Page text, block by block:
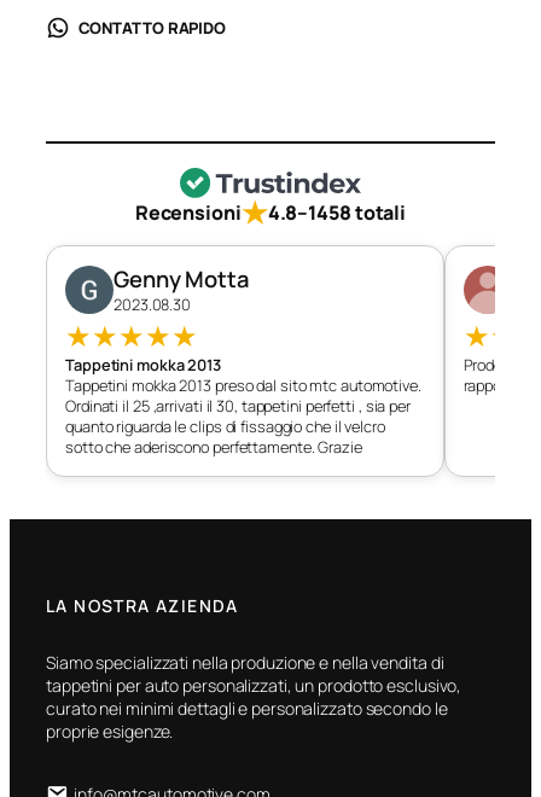
CONTATTO RAPIDO
Recensioni★4.8–1458 totali
Genny Motta
2023.08.30
★★★★★
Tappetini mokka 2013
Tappetini mokka 2013 preso dal sito mtc automotive.
Ordinati il 25 ,arrivati il 30, tappetini perfetti , sia per
quanto riguarda le clips di fissaggio che il velcro
sotto che aderiscono perfettamente. Grazie
★★
Prodotto
rapporto
LA NOSTRA AZIENDA
Siamo specializzati nella produzione e nella vendita di
tappetini per auto personalizzati, un prodotto esclusivo,
curato nei minimi dettagli e personalizzato secondo le
proprie esigenze.